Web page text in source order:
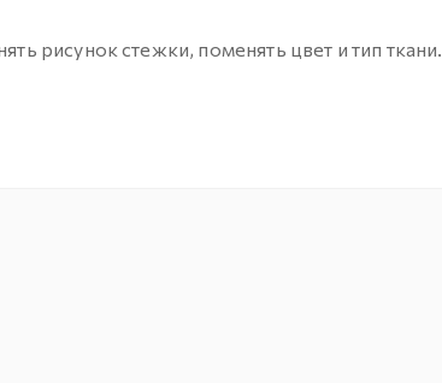
рисунок стежки, поменять цвет и тип ткани.